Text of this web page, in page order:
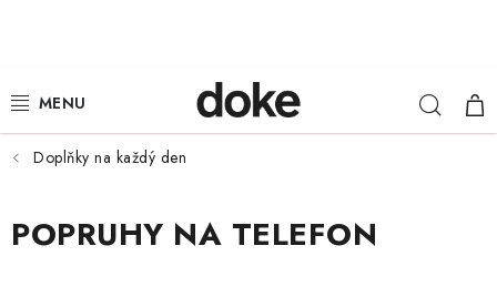
ŽENY
MUŽI
Doplňky na každý den
POPRUHY NA TELEFON